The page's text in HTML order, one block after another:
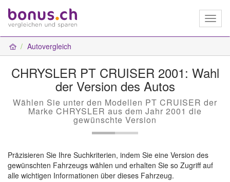
Autovergleich
CHRYSLER PT CRUISER 2001: Wahl
der Version des Autos
Wählen Sie unter den Modellen PT CRUISER der
Marke CHRYSLER aus dem Jahr 2001 die
gewünschte Version
Präzisieren Sie Ihre Suchkriterien, indem Sie eine Version des
gewünschten Fahrzeugs wählen und erhalten Sie so Zugriff auf
alle wichtigen Informationen über dieses Fahrzeug.